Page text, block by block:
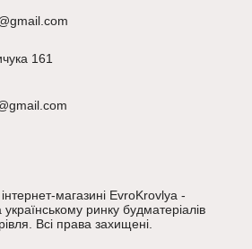
161
магазині EvroKrovlya -
ринку будматеріалів
. Всі права захищені.